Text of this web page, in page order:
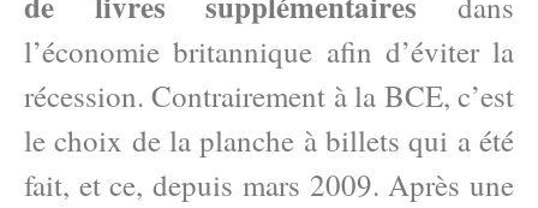
l’économie britannique afin d’éviter la
récession. Contrairement à la BCE, c’est
le choix de la planche à billets qui a été
fait, et ce, depuis mars 2009. Après une